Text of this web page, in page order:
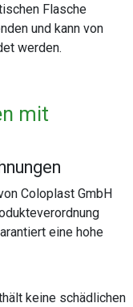
Flasche
und kann von
werden.
mit
Coloplast GmbH
eine hohe
keine schädlichen